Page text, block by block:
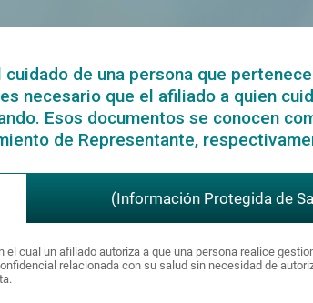
cuidado de una persona que
necesario que el afiliado a quien
Esos documentos se conocen
de Representante,
(Información Protegida de
el cual un afiliado autoriza a que una persona realice
relacionada con su salud sin necesidad de